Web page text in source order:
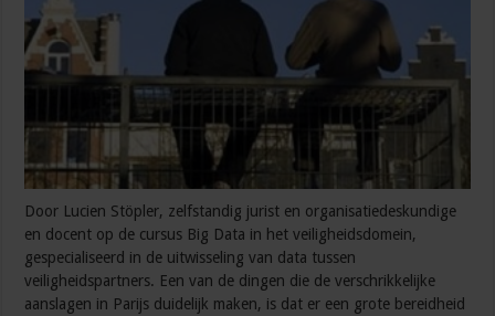
Door Lucien Stöpler, zelfstandig jurist en organisatiedeskundige
en docent op de cursus Big Data in het veiligheidsdomein,
gespecialiseerd in de uitwisseling van data tussen
veiligheidspartners. Een van de dingen die de verschrikkelijke
aanslagen in Parijs duidelijk maken, is dat er een grote bereidheid